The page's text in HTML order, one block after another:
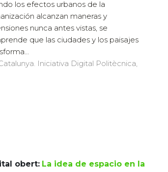
los efectos urbanos de la
alcanzan maneras y
nunca antes vistas, se
que las ciudades y los paisajes
Iniciativa Digital Politècnica,
obert: La idea de espacio en la